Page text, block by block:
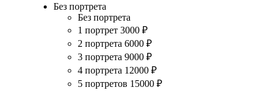
Без портрета
Без портрета
1 портрет 3000 ₽
2 портрета 6000 ₽
3 портрета 9000 ₽
4 портрета 12000 ₽
5 портретов 15000 ₽